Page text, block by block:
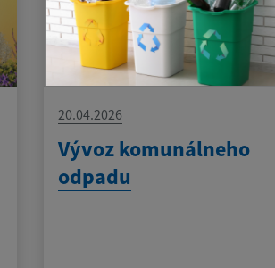
20.04.2026
Vývoz komunálneho
odpadu